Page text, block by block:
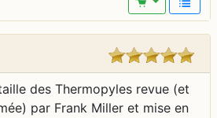
des Thermopyles revue (et
par Frank Miller et mise en